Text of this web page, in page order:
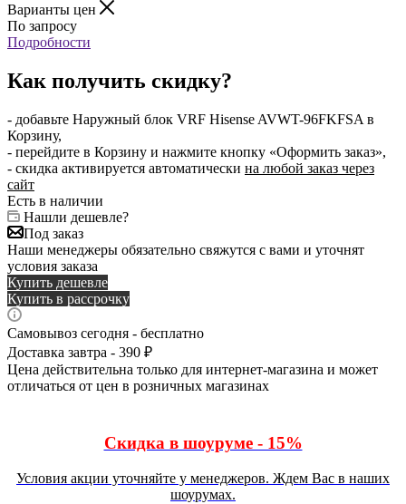
Варианты цен
По запросу
Подробности
Как получить скидку?
- добавьте Наружный блок VRF Hisense AVWT-96FKFSA в
Корзину,
- перейдите в Корзину и нажмите кнопку «Оформить заказ»,
- скидка активируется автоматически на любой заказ через
сайт
Есть в наличии
Нашли дешевле?
Под заказ
Наши менеджеры обязательно свяжутся с вами и уточнят
условия заказа
Купить дешевле
Купить в рассрочку
Самовывоз сегодня - бесплатно
Доставка завтра - 390 ₽
Цена действительна только для интернет-магазина и может
отличаться от цен в розничных магазинах
Скидка в шоуруме - 15%
Условия акции уточняйте у менеджеров. Ждем Вас в наших
шоурумах.